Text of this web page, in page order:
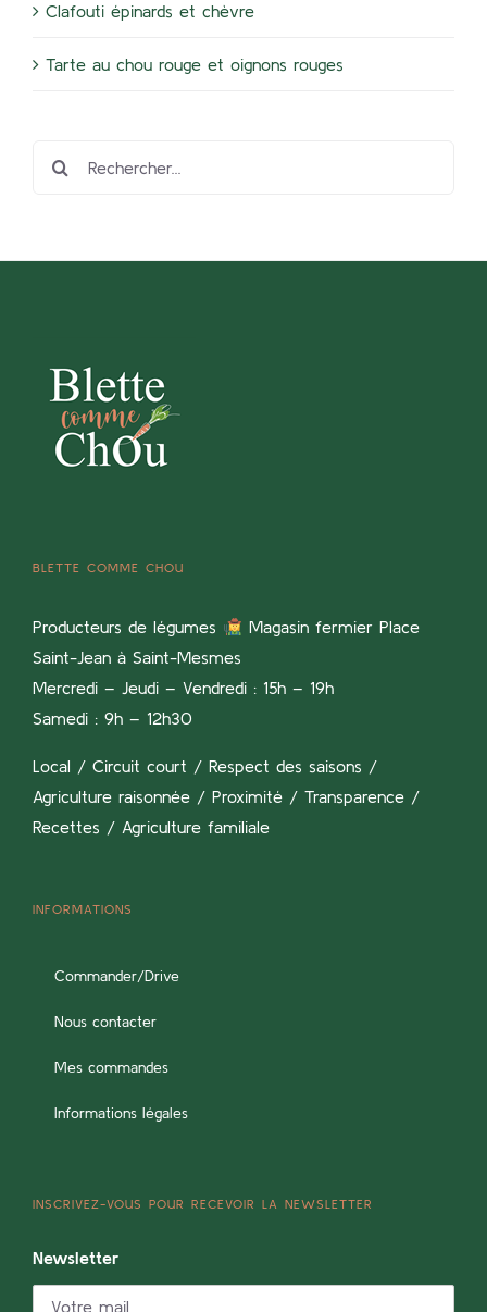
Clafouti épinards et chèvre
Tarte au chou rouge et oignons rouges
BLETTE COMME CHOU
Producteurs de légumes
Magasin fermier Place
Saint-Jean à Saint-Mesmes
Mercredi – Jeudi – Vendredi : 15h – 19h
Samedi : 9h – 12h30
Local / Circuit court / Respect des saisons /
Agriculture raisonnée / Proximité / Transparence /
Recettes / Agriculture familiale
INFORMATIONS
Commander/Drive
Nous contacter
Mes commandes
Informations légales
INSCRIVEZ-VOUS POUR RECEVOIR LA NEWSLETTER
Newsletter